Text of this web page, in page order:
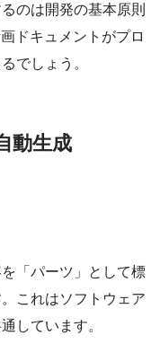
のは開発の基本原則
ドキュメントがプロ
でしょう。
動生成
「パーツ」として標
これはソフトウェア
しています。